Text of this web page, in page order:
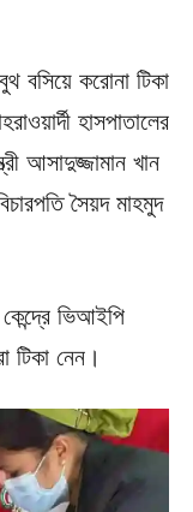
বসিয়ে করোনা টিকা
হাসপাতালের
আসাদুজ্জামান খান
সৈয়দ মাহমুদ
ভিআইপি
টিকা নেন।